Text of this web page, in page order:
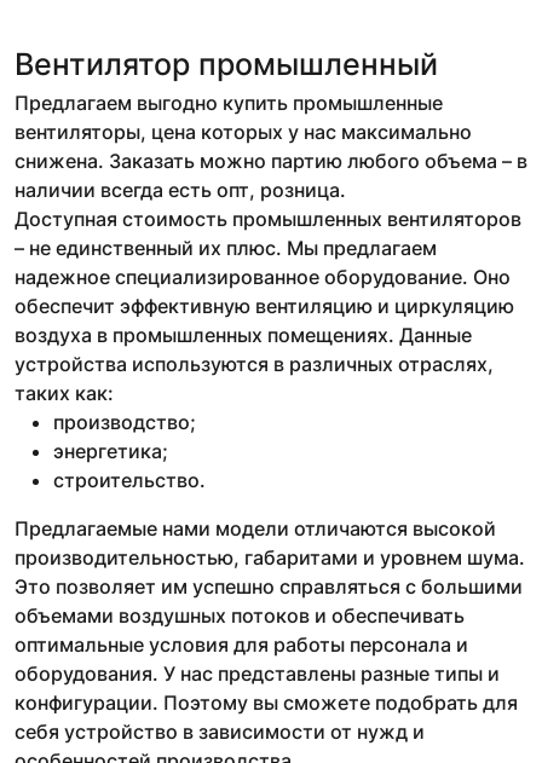
Вентилятор промышленный
Предлагаем выгодно купить промышленные
вентиляторы, цена которых у нас максимально
снижена. Заказать можно партию любого объема – в
наличии всегда есть опт, розница.
Доступная стоимость промышленных вентиляторов
– не единственный их плюс. Мы предлагаем
надежное специализированное оборудование. Оно
обеспечит эффективную вентиляцию и циркуляцию
воздуха в промышленных помещениях. Данные
устройства используются в различных отраслях,
таких как:
производство;
энергетика;
строительство.
Предлагаемые нами модели отличаются высокой
производительностью, габаритами и уровнем шума.
Это позволяет им успешно справляться с большими
объемами воздушных потоков и обеспечивать
оптимальные условия для работы персонала и
оборудования. У нас представлены разные типы и
конфигурации. Поэтому вы сможете подобрать для
себя устройство в зависимости от нужд и